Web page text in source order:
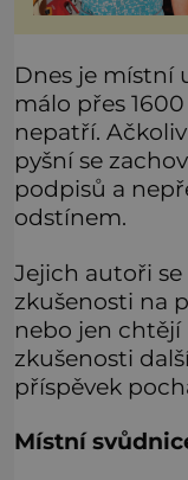
Dnes je místní
málo přes
nepatří.
pyšní se
podpisů a
odstínem.
Jejich autoři
zkušenosti na
nebo jen
zkušenosti
příspěvek
Místní